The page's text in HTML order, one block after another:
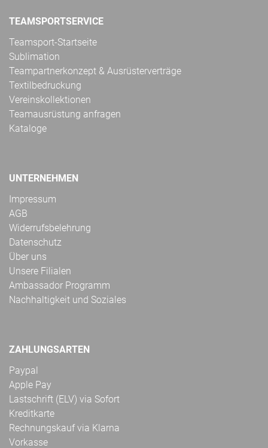
TEAMSPORTSERVICE
Teamsport-Startseite
Sublimation
Teampartnerkonzept & Ausrüsterverträge
Textilbedruckung
Vereinskollektionen
Teamausrüstung anfragen
Kataloge
UNTERNEHMEN
Impressum
AGB
Widerrufsbelehrung
Datenschutz
Über uns
Unsere Filialen
Ambassador Programm
Nachhaltigkeit und Soziales
ZAHLUNGSARTEN
Paypal
Apple Pay
Lastschrift (ELV) via Sofort
Kreditkarte
Rechnungskauf via Klarna
Vorkasse